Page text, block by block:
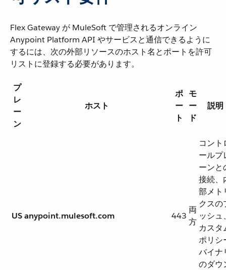
Flex Gateway が MuleSoft で管理されるオンライン
Anypoint Platform API やサービスと通信できるように
するには、次の外部リソースのホスト名とポートを許可
リストに登録する必要があります。
プ
レ
ー
ン
ホスト
ポ
ー
ト
モ
ー
ド
説明
USanypoint.mulesoft.com 443
両
方
コント
ールプ
ーンと
接続、
部メト
クスの
ッシュ
カスタ
ポリシ
バイナ
のダウ